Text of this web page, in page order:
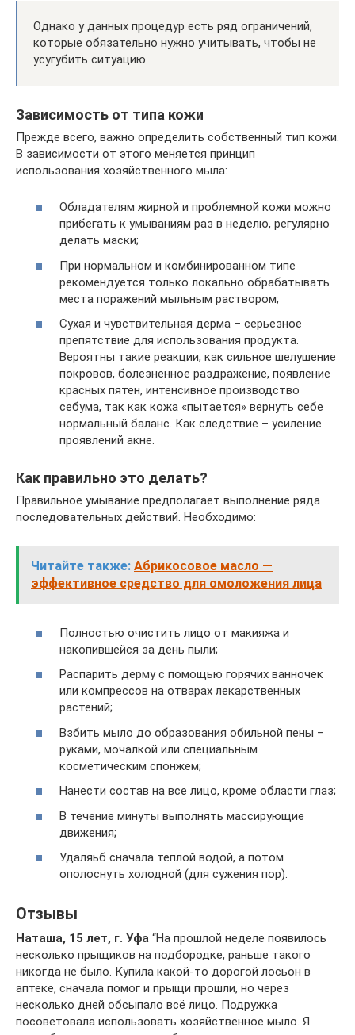
Однако у данных процедур есть ряд ограничений,
которые обязательно нужно учитывать, чтобы не
усугубить ситуацию.
Зависимость от типа кожи
Прежде всего, важно определить собственный тип кожи.
В зависимости от этого меняется принцип
использования хозяйственного мыла:
Обладателям жирной и проблемной кожи можно
прибегать к умываниям раз в неделю, регулярно
делать маски;
При нормальном и комбинированном типе
рекомендуется только локально обрабатывать
места поражений мыльным раствором;
Сухая и чувствительная дерма – серьезное
препятствие для использования продукта.
Вероятны такие реакции, как сильное шелушение
покровов, болезненное раздражение, появление
красных пятен, интенсивное производство
себума, так как кожа «пытается» вернуть себе
нормальный баланс. Как следствие – усиление
проявлений акне.
Как правильно это делать?
Правильное умывание предполагает выполнение ряда
последовательных действий. Необходимо:
Читайте также: Абрикосовое масло —
эффективное средство для омоложения лица
Полностью очистить лицо от макияжа и
накопившейся за день пыли;
Распарить дерму с помощью горячих ванночек
или компрессов на отварах лекарственных
растений;
Взбить мыло до образования обильной пены –
руками, мочалкой или специальным
косметическим спонжем;
Нанести состав на все лицо, кроме области глаз;
В течение минуты выполнять массирующие
движения;
Удаляьб сначала теплой водой, а потом
ополоснуть холодной (для сужения пор).
Отзывы
Наташа, 15 лет, г. Уфа “На прошлой неделе появилось
несколько прыщиков на подбородке, раньше такого
никогда не было. Купила какой-то дорогой лосьон в
аптеке, сначала помог и прыщи прошли, но через
несколько дней обсыпало всё лицо. Подружка
посоветовала использовать хозяйственное мыло. Я